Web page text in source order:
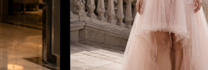
Image suivanteImage précédente